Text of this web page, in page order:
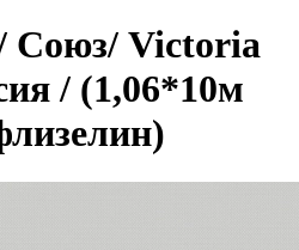
Союз/ Victoria
/ (1,06*10м